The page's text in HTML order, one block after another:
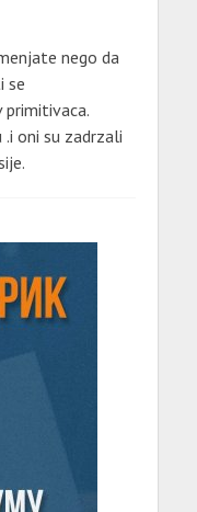
nego da
se
oni su zadrzali